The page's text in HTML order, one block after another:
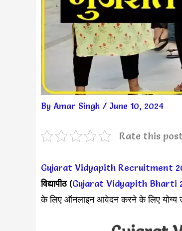
By Amar Singh / June 10, 2024
Rate this post
Gujarat Vidyapith Recruitment
विद्यापीठ(Gujarat Vidyapith Bharti
के लिए ऑनलाइन आवेदन करने के लिए योग्य